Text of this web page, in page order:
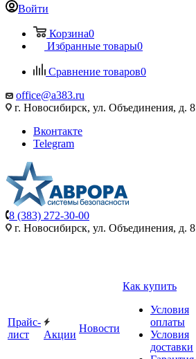
Войти
Корзина0
Избранные товары0
Сравнение товаров0
office@a383.ru
г. Новосибирск, ул. Объединения, д. 8
Вконтакте
Telegram
8 (383) 272-30-00
г. Новосибирск, ул. Объединения, д. 8
Прайс-
лист
Акции
Новости
Как купить
Условия
оплаты
Условия
доставки